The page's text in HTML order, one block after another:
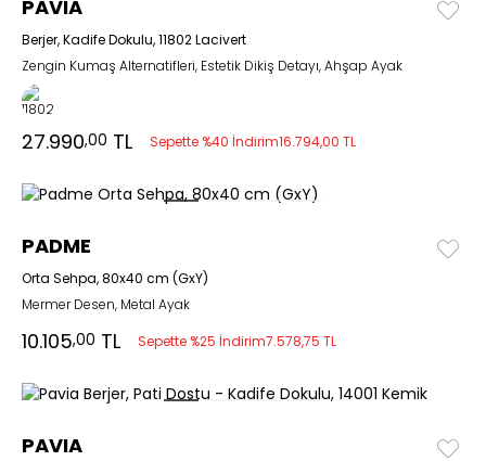
PAVIA
Berjer, Kadife Dokulu, 11802 Lacivert
Zengin Kumaş Alternatifleri, Estetik Dikiş Detayı, Ahşap Ayak
27.990,00 TL Sepette %40 İndirim16.794,00 TL
PADME
Orta Sehpa, 80x40 cm (GxY)
Mermer Desen, Metal Ayak
10.105,00 TL Sepette %25 İndirim7.578,75 TL
PAVIA